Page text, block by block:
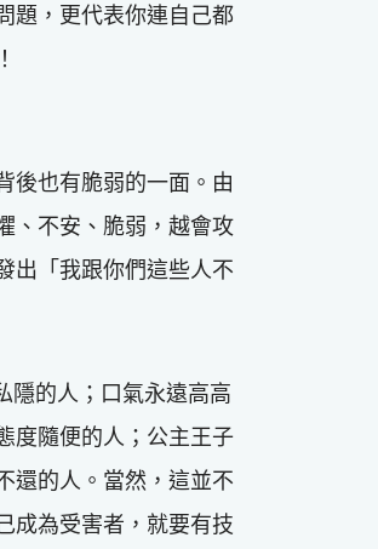
題，更代表你連自己都
後也有脆弱的一面。由
、不安、脆弱，越會攻
出「我跟你們這些人不
隱的人；口氣永遠高高
度隨便的人；公主王子
還的人。當然，這並不
成為受害者，就要有技